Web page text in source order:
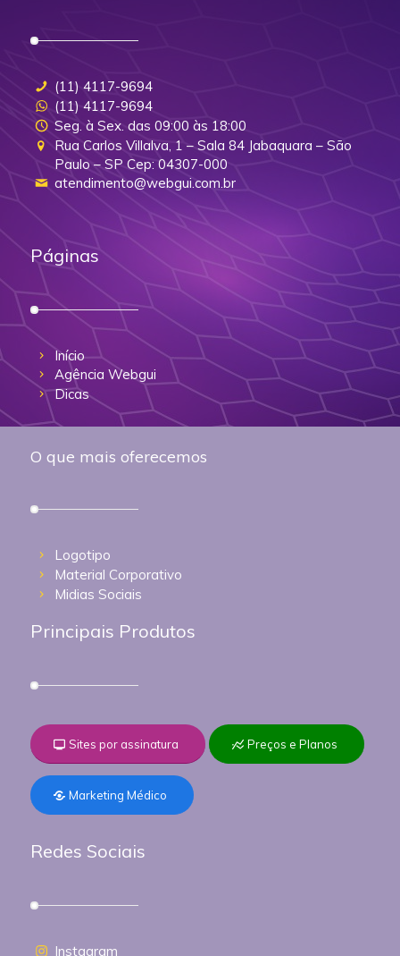
(11) 4117-9694
(11) 4117-9694
Seg. à Sex. das 09:00 às 18:00
Rua Carlos Villalva, 1 – Sala 84 Jabaquara – São
Paulo – SP Cep: 04307-000
atendimento@webgui.com.br
Páginas
Início
Agência Webgui
Dicas
O que mais oferecemos
Logotipo
Material Corporativo
Midias Sociais
Principais Produtos
Sites por assinatura Preços e Planos
Marketing Médico
Redes Sociais
Instagram